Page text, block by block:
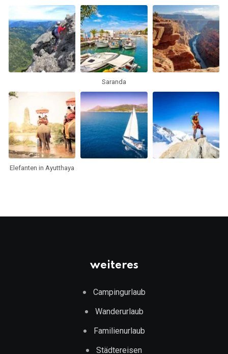
Saranda
Elefanten in Ayutthaya
weiteres
Campingurlaub
Wanderurlaub
Familienurlaub
Städtereisen